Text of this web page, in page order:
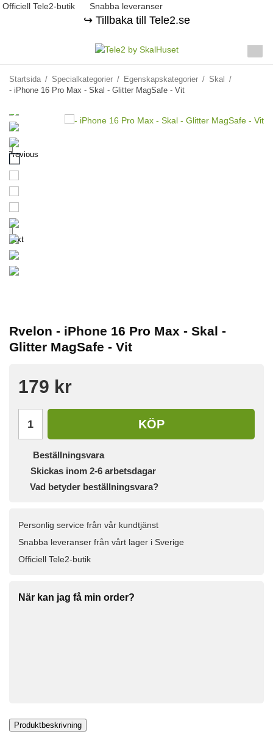
Officiell Tele2-butik Snabba leveranser
↪️ Tillbaka till Tele2.se
Startsida / Specialkategorier / Egenskapskategorier / Skal
/
- iPhone 16 Pro Max - Skal - Glitter MagSafe - Vit
Previous
Next
Rvelon - iPhone 16 Pro Max - Skal -
Glitter MagSafe - Vit
179 kr
KÖP
Beställningsvara
Skickas inom 2-6 arbetsdagar
Vad betyder beställningsvara?
Personlig service från vår kundtjänst
Snabba leveranser från vårt lager i Sverige
Officiell Tele2-butik
När kan jag få min order?
Produktbeskrivning